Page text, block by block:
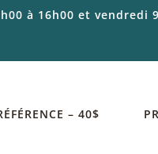
à 16h00 et vendredi
– 40$